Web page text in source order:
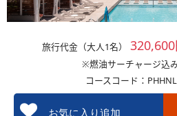
旅行代金（大人1名）
※燃油サーチャージ込
コースコード：
お気に入り追加